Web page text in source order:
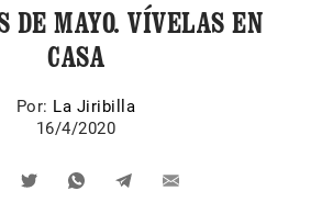
DE MAYO. VÍVELAS EN
CASA
Por: La Jiribilla
16/4/2020